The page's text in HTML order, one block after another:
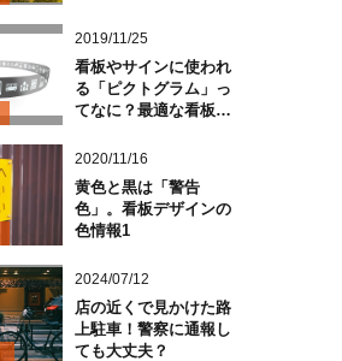
2019/11/25
看板やサインに使われ
る「ピクトグラム」っ
てなに？最適な看板の
2020/11/16
黄色と黒は「警告
色」。看板デザインの
色情報1
2024/07/12
店の近くで見かけた路
上駐車！警察に通報し
ても大丈夫？